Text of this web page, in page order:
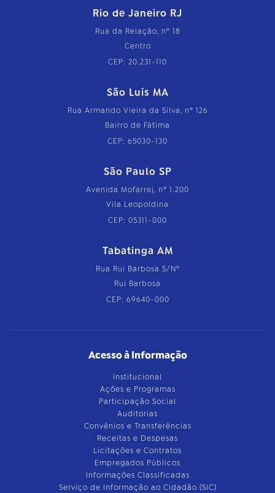
Rio de Janeiro RJ
Rua da Relação, nº 18
Centro
CEP: 20.231-110
São Luís MA
Rua Armando Vieira da Silva, nº 126
Bairro de Fátima
CEP: 65030-130
São Paulo SP
Avenida Mofarrej, nº 1.200
Vila Leopoldina
CEP: 05311-000
Tabatinga AM
Rua Rui Barbosa S/Nº
Rui Barbosa
CEP: 69640-000
Acesso à Informação
Institucional
Ações e Programas
Participação Social
Auditorias
Convênios e Transferências
Receitas e Despesas
Licitações e Contratos
Empregados Públicos
Informações Classificadas
Serviço de Informação ao Cidadão (SIC)